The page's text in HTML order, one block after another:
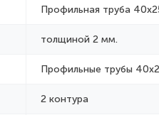
Профильная труба
толщиной 2 мм.
Профильные трубы
2 контура